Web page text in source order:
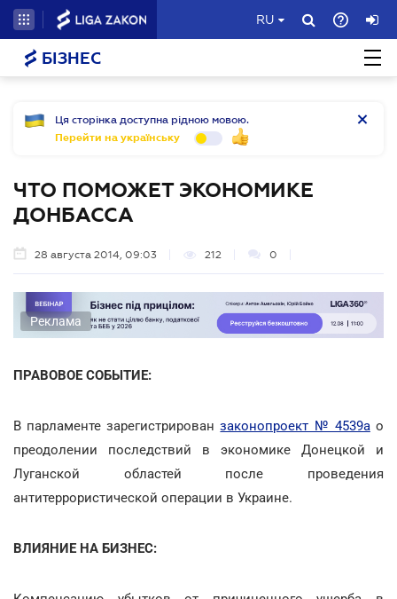
RU
БІЗНЕС
Ця сторінка доступна рідною мовою.
Перейти на українську
ЧТО ПОМОЖЕТ ЭКОНОМИКЕ
ДОНБАССА
28 августа 2014, 09:03 212 0
Реклама
ПРАВОВОЕ СОБЫТИЕ:
В парламенте зарегистрированзаконопроект № 4539ао
преодолении последствий в экономике Донецкой и
Луганской областей после проведения
антитеррористической операции в Украине.
ВЛИЯНИЕ НА БИЗНЕС: